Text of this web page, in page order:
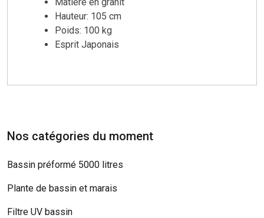
Hauteur: 105 cm
Poids: 100 kg
Esprit Japonais
Nos catégories du moment
Bassin préformé 5000 litres
Plante de bassin et marais
Filtre UV bassin